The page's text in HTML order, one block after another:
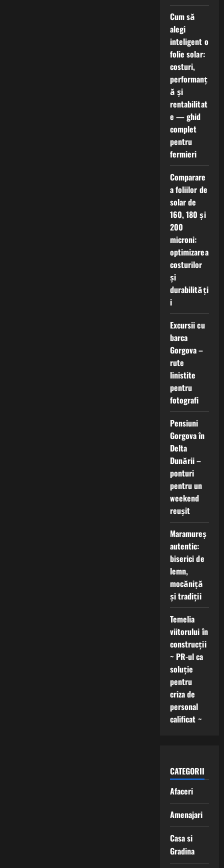
Cum să
alegi
inteligent o
folie solar:
costuri,
performanț
ă și
rentabilitat
e — ghid
complet
pentru
fermieri
Comparare
a foliilor de
solar de
160, 180 și
200
microni:
optimizarea
costurilor
și
durabilități
i
Excursii cu
barca
Gorgova –
rute
linistite
pentru
fotografi
Pensiuni
Gorgova în
Delta
Dunării –
ponturi
pentru un
weekend
reușit
Maramureș
autentic:
biserici de
lemn,
mocăniță
și tradiții
Temelia
viitorului în
construcții
~ PR-ul ca
soluție
pentru
criza de
personal
calificat ~
CATEGORII
Afaceri
Amenajari
Casa si
Gradina